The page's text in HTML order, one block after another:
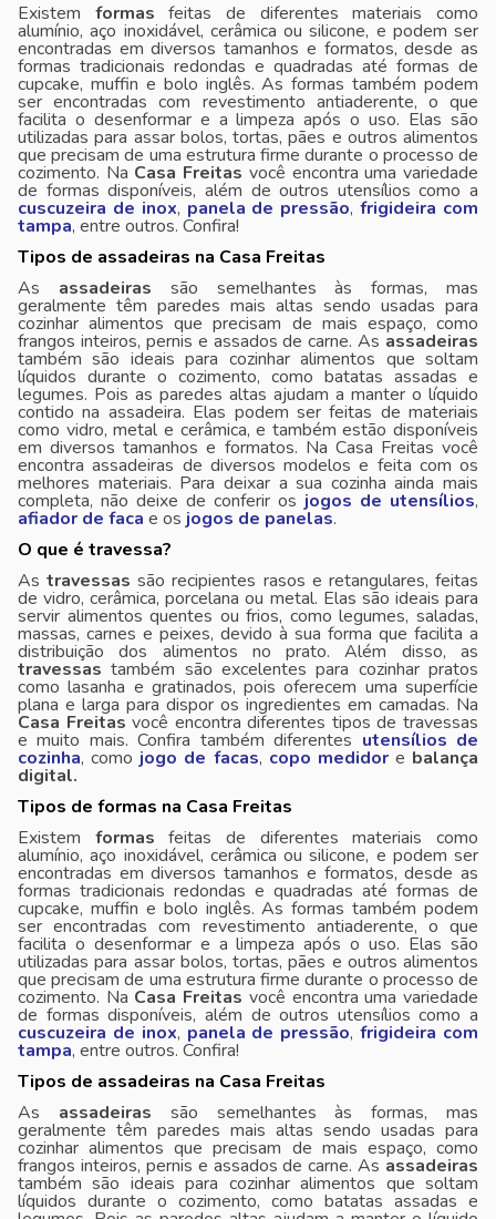
Existem formas feitas de diferentes materiais como
alumínio, aço inoxidável, cerâmica ou silicone, e podem ser
encontradas em diversos tamanhos e formatos, desde as
formas tradicionais redondas e quadradas até formas de
cupcake, muffin e bolo inglês. As formas também podem
ser encontradas com revestimento antiaderente, o que
facilita o desenformar e a limpeza após o uso. Elas são
utilizadas para assar bolos, tortas, pães e outros alimentos
que precisam de uma estrutura firme durante o processo de
cozimento. Na Casa Freitas você encontra uma variedade
de formas disponíveis, além de outros utensílios como a
cuscuzeira de inox, panela de pressão,frigideira com
tampa, entre outros. Confira!
Tipos de assadeiras na Casa Freitas
As assadeiras são semelhantes às formas, mas
geralmente têm paredes mais altas sendo usadas para
cozinhar alimentos que precisam de mais espaço, como
frangos inteiros, pernis e assados de carne. As assadeiras
também são ideais para cozinhar alimentos que soltam
líquidos durante o cozimento, como batatas assadas e
legumes. Pois as paredes altas ajudam a manter o líquido
contido na assadeira. Elas podem ser feitas de materiais
como vidro, metal e cerâmica, e também estão disponíveis
em diversos tamanhos e formatos. Na Casa Freitas você
encontra assadeiras de diversos modelos e feita com os
melhores materiais. Para deixar a sua cozinha ainda mais
completa, não deixe de conferir os jogos de utensílios,
afiador de faca e os jogos de panelas.
O que é travessa?
Astravessas são recipientes rasos e retangulares, feitas
de vidro, cerâmica, porcelana ou metal. Elas são ideais para
servir alimentos quentes ou frios, como legumes, saladas,
massas, carnes e peixes, devido à sua forma que facilita a
distribuição dos alimentos no prato. Além disso, as
travessas também são excelentes para cozinhar pratos
como lasanha e gratinados, pois oferecem uma superfície
plana e larga para dispor os ingredientes em camadas. Na
Casa Freitas você encontra diferentes tipos de travessas
e muito mais. Confira também diferentes utensílios de
cozinha, como jogo de facas, copo medidore balança
digital.
Tipos de formas na Casa Freitas
Existem formas feitas de diferentes materiais como
alumínio, aço inoxidável, cerâmica ou silicone, e podem ser
encontradas em diversos tamanhos e formatos, desde as
formas tradicionais redondas e quadradas até formas de
cupcake, muffin e bolo inglês. As formas também podem
ser encontradas com revestimento antiaderente, o que
facilita o desenformar e a limpeza após o uso. Elas são
utilizadas para assar bolos, tortas, pães e outros alimentos
que precisam de uma estrutura firme durante o processo de
cozimento. Na Casa Freitas você encontra uma variedade
de formas disponíveis, além de outros utensílios como a
cuscuzeira de inox, panela de pressão,frigideira com
tampa, entre outros. Confira!
Tipos de assadeiras na Casa Freitas
As assadeiras são semelhantes às formas, mas
geralmente têm paredes mais altas sendo usadas para
cozinhar alimentos que precisam de mais espaço, como
frangos inteiros, pernis e assados de carne. As assadeiras
também são ideais para cozinhar alimentos que soltam
líquidos durante o cozimento, como batatas assadas e